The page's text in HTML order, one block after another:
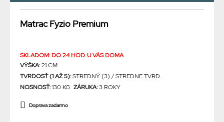
Matrac Fyzio Premium
SKLADOM: DO 24 HOD. U VÁS DOMA
VÝŠKA:21 CM
TVRDOSŤ (1 AŽ 5):STREDNÝ (3) / STREDNE TVRD...
NOSNOSŤ:130 KG ZÁRUKA:3 ROKY
Doprava zadarmo